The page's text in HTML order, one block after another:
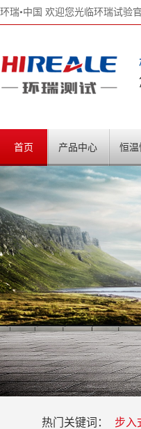
环瑞•中国 欢迎您光临环瑞试验
首页 产品中心 恒温
热门关键词： 步入